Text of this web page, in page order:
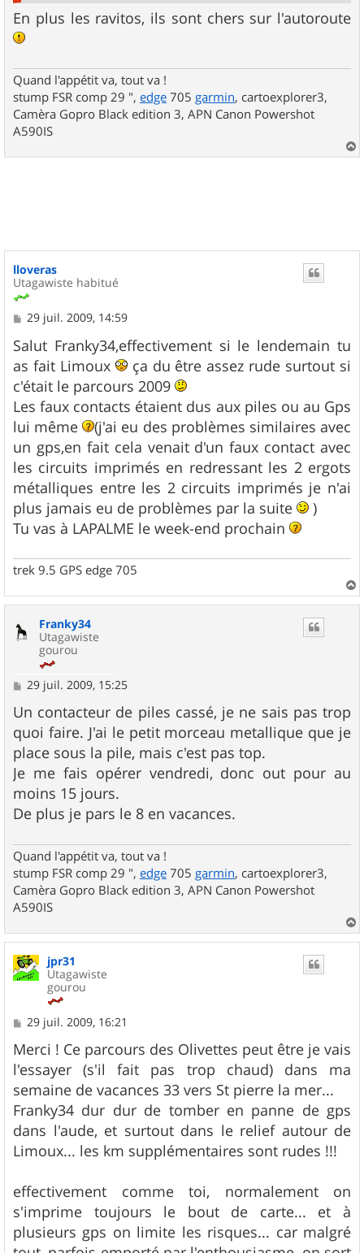
En plus les ravitos, ils sont chers sur l'autoroute
Quand l'appétit va, tout va !
stump FSR comp 29 ", edge 705 garmin, cartoexplorer3,
Camèra Gopro Black edition 3, APN Canon Powershot
A590IS
a
lloveras
Utagawiste habitué
M
s
s
a
g
e
29 juil. 2009, 14:59
Salut Franky34,effectivement si le lendemain tu
as fait Limoux
ça du être assez rude surtout si
c'était le parcours 2009
Les faux contacts étaient dus aux piles ou au Gps
lui même
(j'ai eu des problèmes similaires avec
un gps,en fait cela venait d'un faux contact avec
les circuits imprimés en redressant les 2 ergots
métalliques entre les 2 circuits imprimés je n'ai
plus jamais eu de problèmes par la suite
)
Tu vas à LAPALME le week-end prochain
trek 9.5 GPS edge 705
a
Franky34
Utagawiste
gourou
M
s
s
a
g
e
29 juil. 2009, 15:25
Un contacteur de piles cassé, je ne sais pas trop
quoi faire. J'ai le petit morceau metallique que je
place sous la pile, mais c'est pas top.
Je me fais opérer vendredi, donc out pour au
moins 15 jours.
De plus je pars le 8 en vacances.
Quand l'appétit va, tout va !
stump FSR comp 29 ", edge 705 garmin, cartoexplorer3,
Camèra Gopro Black edition 3, APN Canon Powershot
A590IS
a
u
jpr31
Utagawiste
gourou
M
s
s
a
g
e
29 juil. 2009, 16:21
Merci ! Ce parcours des Olivettes peut être je vais
l'essayer (s'il fait pas trop chaud) dans ma
semaine de vacances 33 vers St pierre la mer...
Franky34 dur dur de tomber en panne de gps
dans l'aude, et surtout dans le relief autour de
Limoux... les km supplémentaires sont rudes !!!
effectivement comme toi, normalement on
s'imprime toujours le bout de carte... et à
plusieurs gps on limite les risques... car malgré